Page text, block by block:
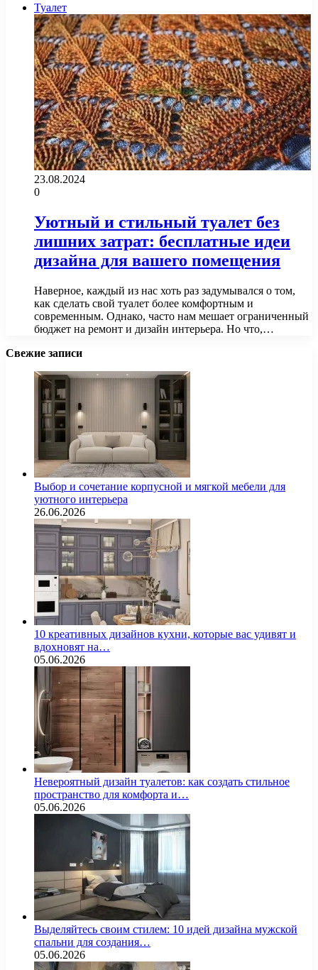
Туалет
23.08.2024
0
Уютный и стильный туалет без
лишних затрат: бесплатные идеи
дизайна для вашего помещения
Наверное, каждый из нас хоть раз задумывался о том,
как сделать свой туалет более комфортным и
современным. Однако, часто нам мешает ограниченный
бюджет на ремонт и дизайн интерьера. Но что,…
Свежие записи
Выбор и сочетание корпусной и мягкой мебели для
уютного интерьера
26.06.2026
10 креативных дизайнов кухни, которые вас удивят и
вдохновят на…
05.06.2026
Невероятный дизайн туалетов: как создать стильное
пространство для комфорта и…
05.06.2026
Выделяйтесь своим стилем: 10 идей дизайна мужской
спальни для создания…
05.06.2026